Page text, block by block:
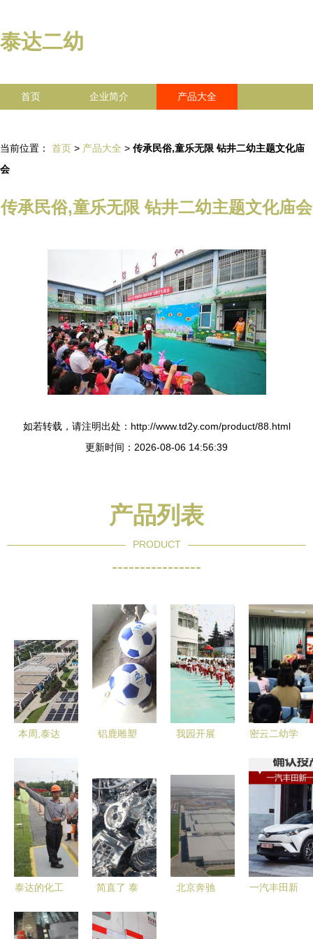
泰达二幼
首页 企业简介 产品大全
当前位置： 首页 > 产品大全 > 传承民俗,童乐无限 钻井二幼主题文化庙
会
传承民俗,童乐无限 钻井二幼主题文化庙会
如若转载，请注明出处：http://www.td2y.com/product/88.html
更新时间：2026-08-06 14:56:39
产品列表
PRODUCT
----------------
本周,泰达
事件
铝鹿雕塑
询 地产铝
鹿雕塑图片
我园开展
满二幼 大
型公益亲子
游园体验活
动
密云二幼学
全国教育大
会精神系列
活动
泰达的化工
个样
简直了 泰
颜值炸街
北京奔驰
一汽丰田新